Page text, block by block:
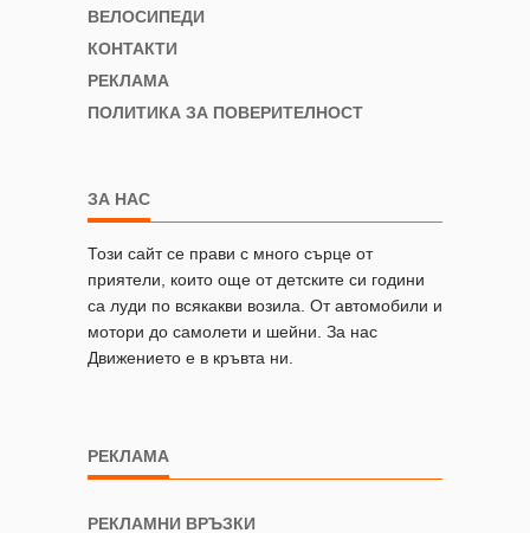
ВЕЛОСИПЕДИ
КОНТАКТИ
РЕКЛАМА
ПОЛИТИКА ЗА ПОВЕРИТЕЛНОСТ
ЗА НАС
Този сайт се прави с много сърце от
приятели, които още от детските си години
са луди по всякакви возила. От автомобили и
мотори до самолети и шейни. За нас
Движението е в кръвта ни.
РЕКЛАМА
РЕКЛАМНИ ВРЪЗКИ